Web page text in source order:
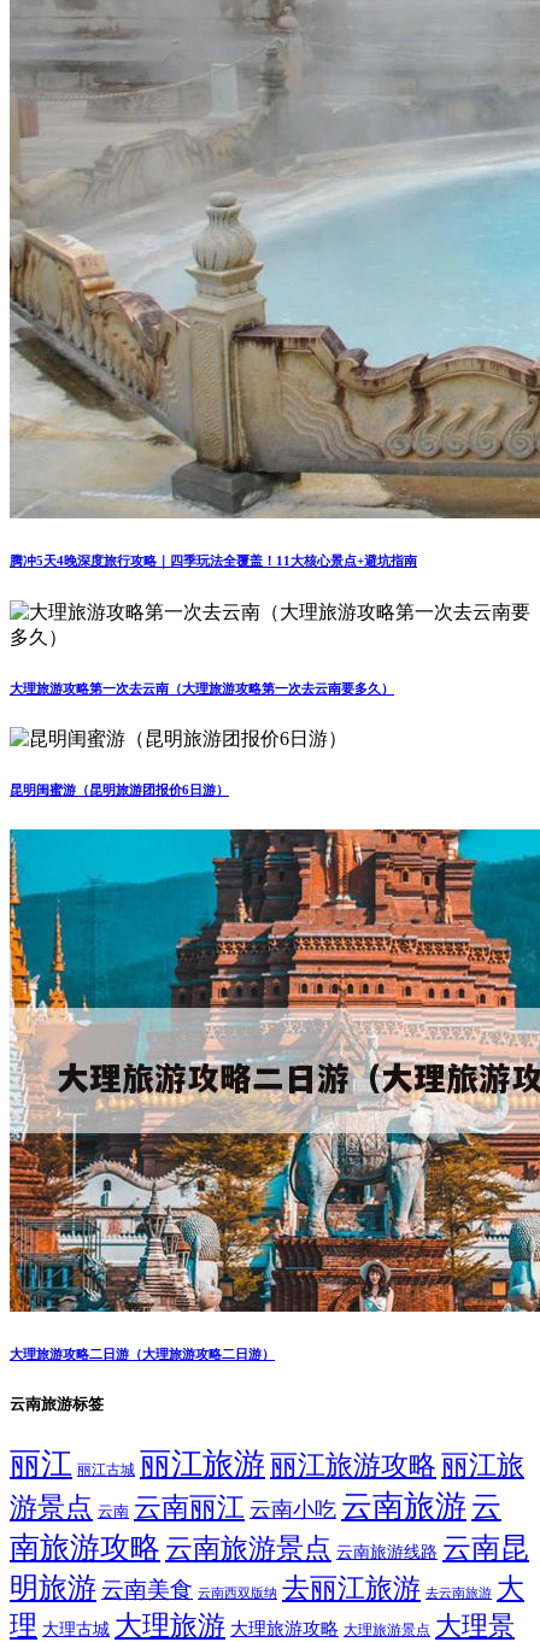
腾冲5天4晚深度旅行攻略｜四季玩法全覆盖！11大核心景点+避坑指南
大理旅游攻略第一次去云南（大理旅游攻略第一次去云南要多久）
昆明闺蜜游（昆明旅游团报价6日游）
大理旅游攻略二日游（大理旅游攻略二日游）
云南旅游标签
丽江 丽江古城 丽江旅游 丽江旅游攻略 丽江旅
游景点 云南 云南丽江 云南小吃 云南旅游 云
南旅游攻略 云南旅游景点 云南旅游线路 云南昆
明旅游 云南美食 云南西双版纳 去丽江旅游 去云南旅游 大
理 大理古城 大理旅游 大理旅游攻略 大理旅游景点 大理景